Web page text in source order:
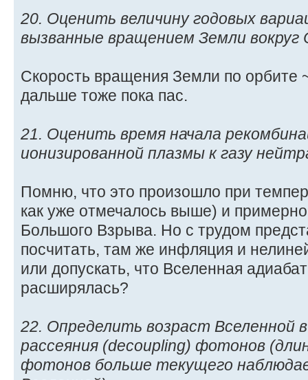
20. Оценить величину годовых
вызванные вращением Земли вокруг
Скорость вращения Земли по орбите
дальше тоже пока пас.
21. Оценить время начала
ионизированной плазмы к газу
Помню, что это произошло при
как уже отмечалось выше) и
Большого Взрыва. Но с трудом
посчитать, там же инфляция и
или допускать, что Вселенная
расширялась?
22. Определить возраст Вселенной
рассеяния (decoupling) фотонов
фотонов больше текущего